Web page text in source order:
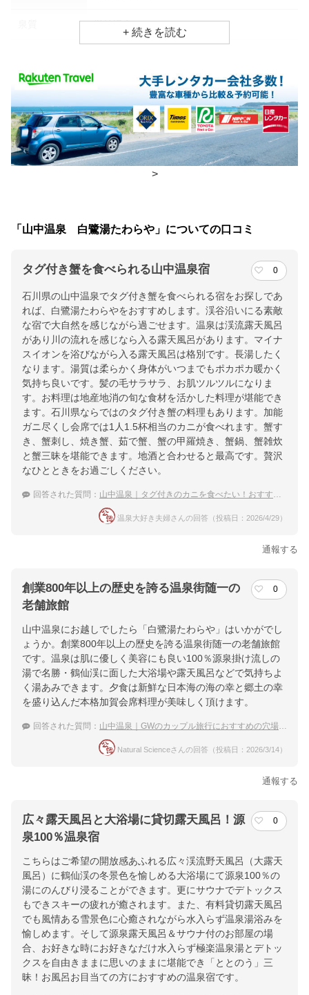
単純温泉
食事場所
朝食 部屋、レストラン
夕食 部屋、レストラン
交通アクセス
ＪＲ加賀温泉駅からバスで山中温泉バスターミナル２５分。さら
に徒歩３分。（無料送迎有。要予約１４：００～１８：００）。
提供：楽天トラベル
楽天トラベルで
ホテル詳細を詳しく見る
>
「山中温泉 白鷺湯たわらや」についての口コミ
タグ付き蟹を食べられる山中温泉宿 0
石川県の山中温泉でタグ付き蟹を食べられる宿をお探しであ
れば、白鷺湯たわらやをおすすめします。渓谷沿いにる素敵
な宿で大自然を感じながら過ごせます。温泉は渓流露天風呂
があり川の流れを感じなら入る露天風呂があります。マイナ
スイオンを浴びながら入る露天風呂は格別です。長湯したく
なります。湯質は柔らかく身体がいつまでもポカポカ暖かく
気持ち良いです。髪の毛サラサラ、お肌ツルツルになりま
す。お料理は地産地消の旬な食材を活かした料理が堪能でき
ます。石川県ならではのタグ付き蟹の料理もあります。加能
ガニ尽くし会席では1人1.5杯相当のカニが食べれます。蟹す
き、蟹刺し、焼き蟹、茹で蟹、蟹の甲羅焼き、蟹鍋、蟹雑炊
と蟹三昧を堪能できます。地酒と合わせると最高です。贅沢
なひとときをお過ごしください。
回答された質問： 山中温泉｜タグ付きのカニを食べたい！おすすめの宿は？
温泉大好き夫婦さんの回答（投稿日：2026/4/29）
通報する
創業800年以上の歴史を誇る温泉街随一の
老舗旅館
0
山中温泉にお越しでしたら「白鷺湯たわらや」はいかがでし
ょうか。創業800年以上の歴史を誇る温泉街随一の老舗旅館
です。温泉は肌に優しく美容にも良い100％源泉掛け流しの
湯で名勝・鶴仙渓に面した大浴場や露天風呂などで気持ちよ
く湯あみできます。夕食は新鮮な日本海の海の幸と郷土の幸
を盛り込んだ本格加賀会席料理が美味しく頂けます。
回答された質問： 山中温泉｜GWのカップル旅行におすすめの穴場な宿は？
Natural Scienceさんの回答（投稿日：2026/3/14）
通報する
広々露天風呂と大浴場に貸切露天風呂！源
泉100％温泉宿
0
こちらはご希望の開放感あふれる広々渓流野天風呂（大露天
風呂）に鶴仙渓の冬景色を愉しめる大浴場にて源泉100％の
湯にのんびり浸ることができます。更にサウナでデトックス
もできスキーの疲れが癒されます。また、有料貸切露天風呂
でも風情ある雪景色に心癒されながら水入らず温泉湯浴みを
愉しめます。そして源泉露天風呂＆サウナ付のお部屋の場
合、お好きな時にお好きなだけ水入らず極楽温泉湯とデトッ
クスを自由きままに思いのままに堪能でき「ととのう」三
昧！お風呂お目当ての方におすすめの温泉宿です。